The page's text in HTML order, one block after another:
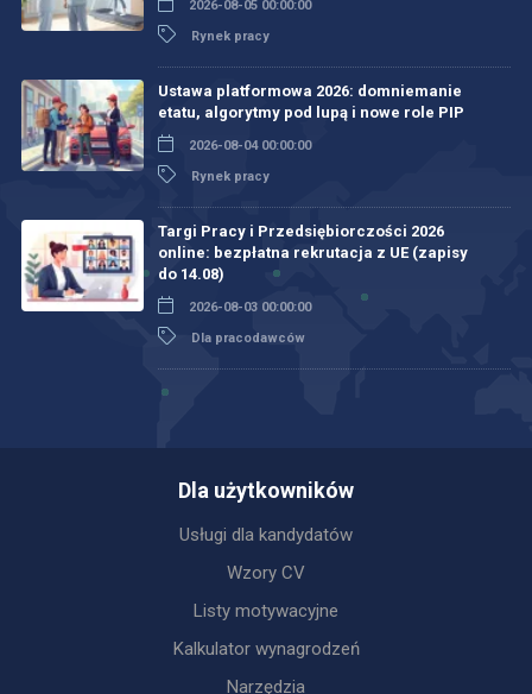
2026-08-05 00:00:00
Rynek pracy
Ustawa platformowa 2026: domniemanie
etatu, algorytmy pod lupą i nowe role PIP
2026-08-04 00:00:00
Rynek pracy
Targi Pracy i Przedsiębiorczości 2026
online: bezpłatna rekrutacja z UE (zapisy
do 14.08)
2026-08-03 00:00:00
Dla pracodawców
Dla użytkowników
Usługi dla kandydatów
Wzory CV
Listy motywacyjne
Kalkulator wynagrodzeń
Narzędzia